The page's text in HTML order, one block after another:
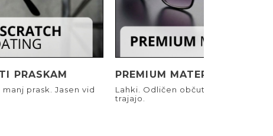
PRASKAM
prask. Jasen vid
PREMIUM MATERIALI
Lahki. Odličen občutek. Narejeni,
trajajo.